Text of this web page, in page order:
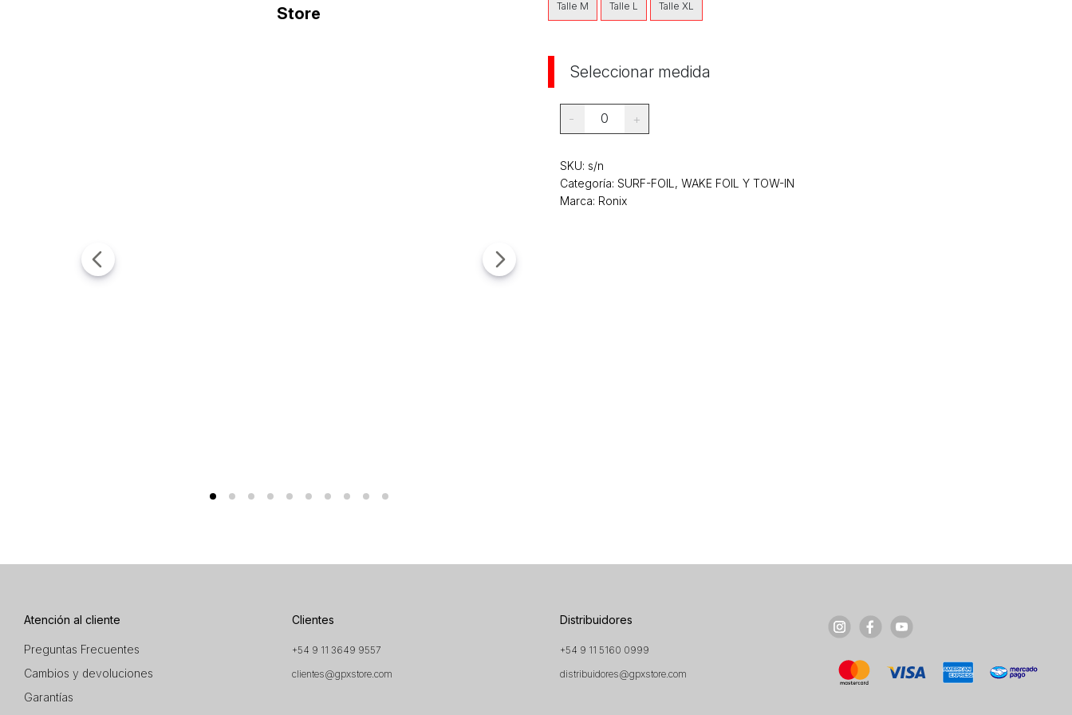
Talle M Talle L Talle XL
Seleccionar medida
- 0 +
SKU: s/n
Categoría: SURF-FOIL, WAKE FOIL Y TOW-IN
Marca: Ronix
Atención al cliente
Preguntas Frecuentes
Cambios y devoluciones
Garantías
Clientes
+54 9 11 3649 9557
clientes@gpxstore.com
Distribuidores
+54 9 11 5160 0999
distribuidores@gpxstore.com